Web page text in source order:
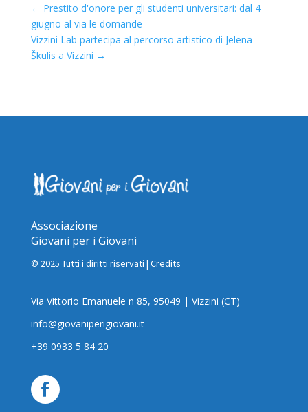
← Prestito d'onore per gli studenti universitari: dal 4
giugno al via le domande
Vizzini Lab partecipa al percorso artistico di Jelena
Škulis a Vizzini →
Associazione
Giovani per i Giovani
© 2025 Tutti i diritti riservati | Credits
Via Vittorio Emanuele n 85, 95049 | Vizzini (CT)
info@giovaniperigiovani.it
+39 0933 5 84 20